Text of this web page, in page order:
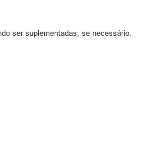
ser suplementadas, se necessário.